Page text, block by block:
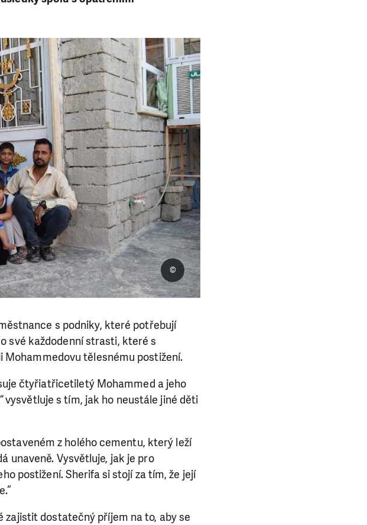
©
s podniky, které potřebují
své každodenní strasti, které s
Mohammedovu tělesnému postižení.
čtyřiatřicetiletý Mohammed a jeho
vysvětluje s tím, jak ho neustále jiné děti
z holého cementu, který leží
unaveně. Vysvětluje, jak je pro
postižení. Sherifa si stojí za tím, že její
zajistit dostatečný příjem na to, aby se